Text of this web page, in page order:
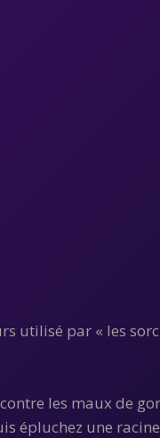
utilisé par « les
les maux de
épluchez une